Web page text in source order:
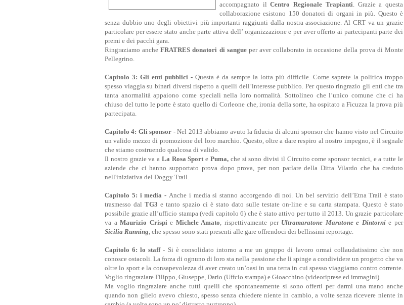
accompagnato ilCentro Regionale Trapianti. Grazie a questa
collaborazione esistono 150 donatori di organi in più. Questo è
senza dubbio uno degli obiettivi più importanti raggiunti dalla nostra associazione. Al CRT va un grazie
particolare per essere stato anche parte attiva dell’ organizzazione e per aver offerto ai partecipanti parte dei
premi e dei pacchi gara.
Ringraziamo ancheFRATRES donatori di sangueper aver collaborato in occasione della prova di Monte
Pellegrino.
Capitolo 3: Gli enti pubblici - Questa è da sempre la lotta più difficile. Come saprete la politica troppo
spesso viaggia su binari diversi rispetto a quelli dell’interesse pubblico. Per questo ringrazio gli enti che tra
tanta anormalità appaiono come speciali nella loro normalità. Sottolineo che l’unico comune che ci ha
chiuso del tutto le porte è stato quello di Corleone che, ironia della sorte, ha ospitato a Ficuzza la prova più
partecipata.
Capitolo 4: Gli sponsor -Nel 2013 abbiamo avuto la fiducia di alcuni sponsor che hanno visto nel Circuito
un valido mezzo di promozione del loro marchio. Questo, oltre a dare respiro al nostro impegno, è il segnale
che stiamo costruendo qualcosa di valido.
Il nostro grazie va a La Rosa Sporte Puma,che si sono divisi il Circuito come sponsor tecnici, e a tutte le
aziende che ci hanno supportato prova dopo prova, per non parlare della Ditta Vilardo che ha creduto
nell'iniziativa del Doggy Trail.
Capitolo 5: i media - Anche i media si stanno accorgendo di noi. Un bel servizio dell’Etna Trail è stato
trasmesso dal TG3 e tanto spazio ci è stato dato sulle testate on-line e su carta stampata. Questo è stato
possibile grazie all’ufficio stampa (vedi capitolo 6) che è stato attivo per tutto il 2013. Un grazie particolare
va aMaurizio Crispie Michele Amato, rispettivamente per Ultramaratone Maratone e Dintornie per
Sicilia Running, che spesso sono stati presenti alle gare offrendoci dei bellissimi reportage.
Capitolo 6: lo staff - Si è consolidato intorno a me un gruppo di lavoro ormai collaudatissimo che non
conosce ostacoli. La forza di ognuno di loro sta nella passione che li spinge a condividere un progetto che va
oltre lo sport e la consapevolezza di aver creato un’oasi in una terra in cui spesso viaggiamo contro corrente.
Voglio ringraziare Filippo, Giuseppe, Dario (Uffcio stampa) e Gioacchino (videoriprese ed immagini).
Ma voglio ringraziare anche tutti quelli che spontaneamente si sono offerti per darmi una mano anche
quando non glielo avevo chiesto, spesso senza chiedere niente in cambio, a volte senza ricevere niente in